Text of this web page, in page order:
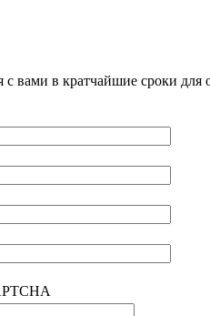
вами в кратчайшие сроки для